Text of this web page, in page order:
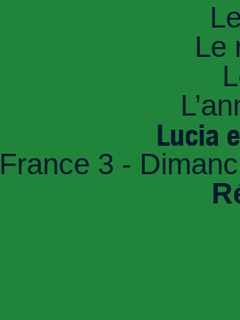
Le
Lucia
France 3 -